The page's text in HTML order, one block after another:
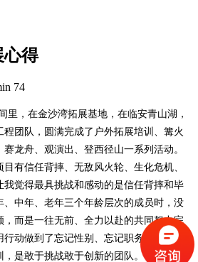
心得
74
里，在金沙湾拓展基地，在临安青山湖，
团队，圆满完成了户外拓展培训、篝火
龙舟、观演出、登西径山一系列活动。
有信任背摔、无敌风火轮、生化危机、
觉得最具挑战和感动的是信任背摔和毕
、中年、老年三个年龄层次的成员时，没
而是一往无前、全力以赴的共同努力完
动做到了忘记性别、忘记职务、忘记年
是敢于挑战敢于创新的团队。